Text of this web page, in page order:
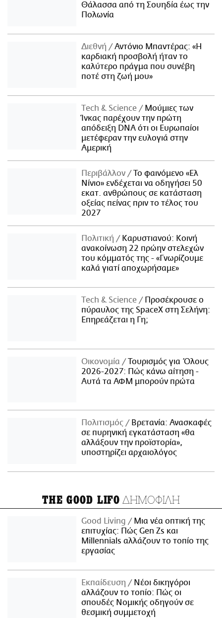
Θάλασσα από τη Σουηδία έως την
Πολωνία
Διεθνή
Αντόνιο Μπαντέρας: «Η
καρδιακή προσβολή ήταν το
καλύτερο πράγμα που συνέβη
ποτέ στη ζωή μου»
Τech & Science
Μούμιες των
Ίνκας παρέχουν την πρώτη
απόδειξη DNA ότι οι Ευρωπαίοι
μετέφεραν την ευλογιά στην
Αμερική
Περιβάλλον
Το φαινόμενο «Ελ
Νίνιο» ενδέχεται να οδηγήσει 50
εκατ. ανθρώπους σε κατάσταση
οξείας πείνας πριν το τέλος του
2027
Πολιτική
Καρυστιανού: Κοινή
ανακοίνωση 22 πρώην στελεχών
του κόμματός της - «Γνωρίζουμε
καλά γιατί αποχωρήσαμε»
Τech & Science
Προσέκρουσε ο
πύραυλος της SpaceX στη Σελήνη:
Επηρεάζεται η Γη;
Οικονομία
Τουρισμός για Όλους
2026-2027: Πώς κάνω αίτηση -
Αυτά τα ΑΦΜ μπορούν πρώτα
Πολιτισμός
Βρετανία: Ανασκαφές
σε πυρηνική εγκατάσταση «θα
αλλάξουν την προϊστορία»,
υποστηρίζει αρχαιολόγος
THE GOOD LIFO ΔΗΜΟΦΙΛΗ
Good Living
Μια νέα οπτική της
επιτυχίας: Πώς Gen Zs και
Millennials αλλάζουν το τοπίο της
εργασίας
Εκπαίδευση
Νέοι δικηγόροι
αλλάζουν το τοπίο: Πώς οι
σπουδές Νομικής οδηγούν σε
θεσμική συμμετοχή